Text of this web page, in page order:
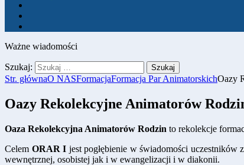
Ważne wiadomości
Szukaj:
Str. głównaO NASFormacjaFormacja Par AnimatorskichOazy
Oazy Rekolekcyjne Animatorów
Oaza Rekolekcyjna Animatorów Rodzin to rekolekcje
Celem ORAR I jest pogłębienie w świadomości
wewnętrznej, osobistej jak i w ewangelizacji i w diakonii.